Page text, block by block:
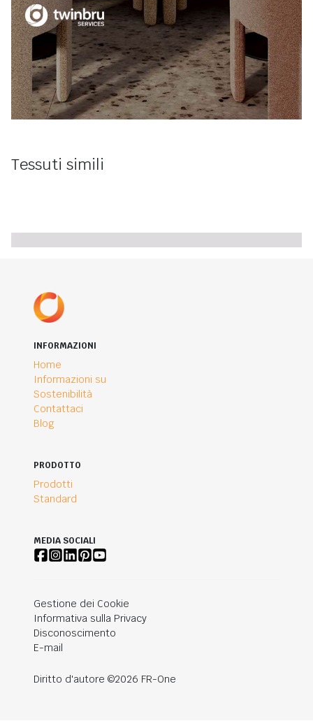
Tessuti simili
INFORMAZIONI
Home
Informazioni su
Sostenibilità
Contattaci
Blog
PRODOTTO
Prodotti
Standard
MEDIA SOCIALI
Gestione dei Cookie
Informativa sulla Privacy
Disconoscimento
E-mail
Diritto d'autore ©2026 FR-One